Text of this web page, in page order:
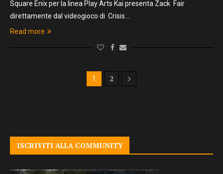
Square Enix per la linea Play Arts Kai presenta Zack Fair
direttamente dal videogioco di Crisis…
Read more
1 2
ISCRIVITI ALLA COMMUNITY